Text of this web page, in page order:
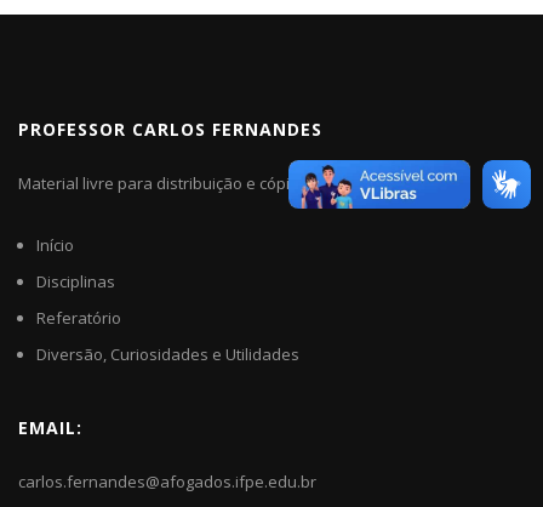
PROFESSOR CARLOS FERNANDES
Material livre para distribuição e cópia.
Início
Disciplinas
Referatório
Diversão, Curiosidades e Utilidades
EMAIL:
carlos.fernandes@afogados.ifpe.edu.br